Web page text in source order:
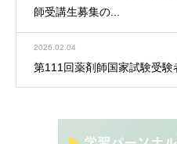
師受講生募集の...
2026.02.04
第111回薬剤師国家試験受験